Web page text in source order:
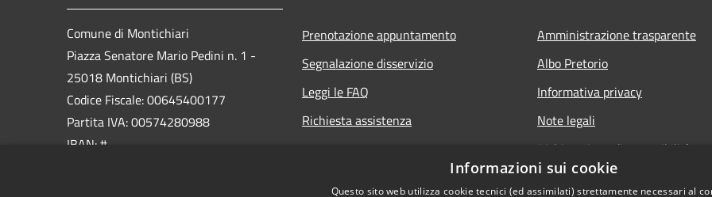
Comune di Montichiari
Piazza Senatore Mario Pedini n. 1 -
25018 Montichiari (BS)
Codice Fiscale: 00645400177
Partita IVA: 00574280988
IBAN: #
Prenotazione appuntamento
Segnalazione disservizio
Leggi le FAQ
Richiesta assistenza
Amministrazione trasparente
Albo Pretorio
Informativa privacy
Note legali
Dichiarazione di accessibilità
Whisteblowing
Informazioni sui cookie
Questo sito web utilizza cookie tecnici (ed assimilati) strettamente necessari al